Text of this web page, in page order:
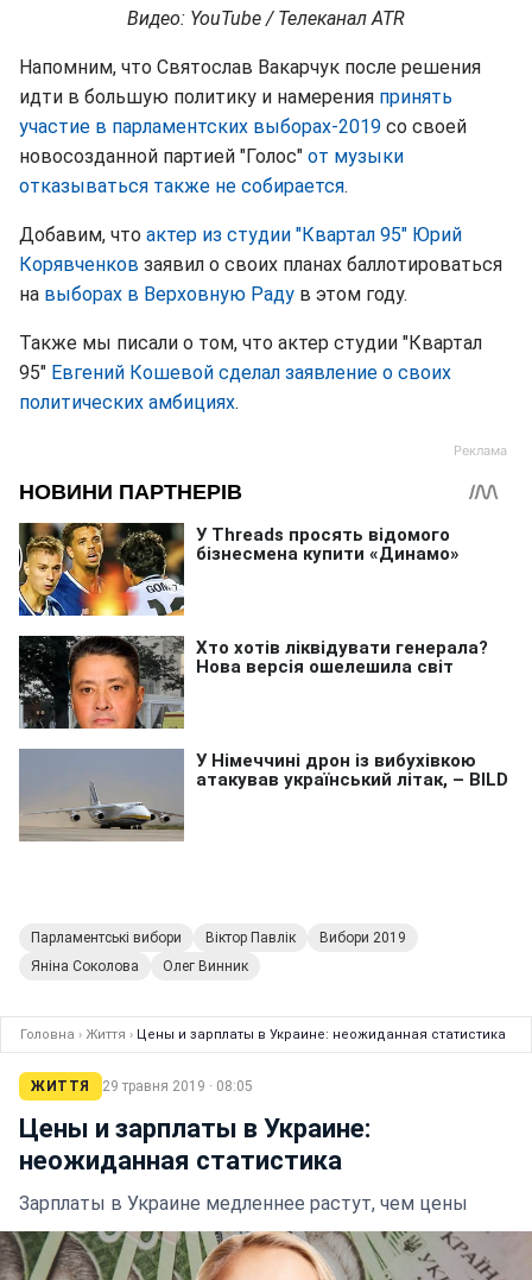
Видео: YouTube / Телеканал ATR
Напомним, что Святослав Вакарчук после решения
идти в большую политику и намерения принять
участие в парламентских выборах-2019 со своей
новосозданной партией "Голос" от музыки
отказываться также не собирается.
Добавим, что актер из студии "Квартал 95" Юрий
Корявченков заявил о своих планах баллотироваться
на выборах в Верховную Раду в этом году.
Также мы писали о том, что актер студии "Квартал
95" Евгений Кошевой сделал заявление о своих
политических амбициях.
Парламентські вибори Віктор Павлік
Вибори 2019
Яніна Соколова
Олег Винник
Головна › Життя › Цены и зарплаты в Украине: неожиданная статистика
ЖИТТЯ 29 травня 2019 · 08:05
Цены и зарплаты в Украине:
неожиданная статистика
Зарплаты в Украине медленнее растут, чем цены